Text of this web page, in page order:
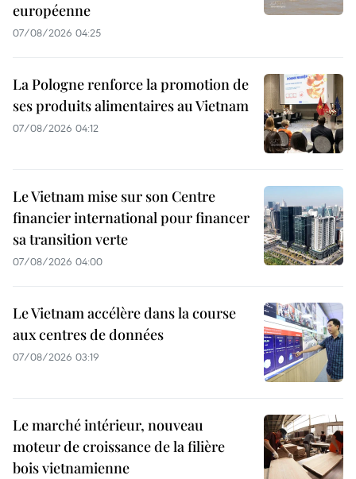
européenne
07/08/2026 04:25
La Pologne renforce la promotion de
ses produits alimentaires au Vietnam
07/08/2026 04:12
Le Vietnam mise sur son Centre
financier international pour financer
sa transition verte
07/08/2026 04:00
Le Vietnam accélère dans la course
aux centres de données
07/08/2026 03:19
Le marché intérieur, nouveau
moteur de croissance de la filière
bois vietnamienne